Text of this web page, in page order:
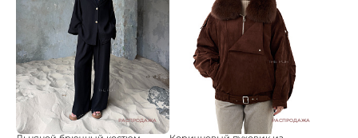
РАСПРОДАЖА РАСПРОДАЖА